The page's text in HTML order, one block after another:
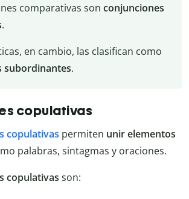
comparativas son conjunciones
.
en cambio, las clasifican como
subordinantes.
copulativas
copulativas permiten unir elementos
palabras, sintagmas y oraciones.
copulativas son: